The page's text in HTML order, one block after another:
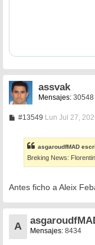
assvak
Mensajes: 30548
#13549M
a
j
e
Lun Jul 27,
asgaroudfMAD
Breking News:
Antes ficho a Aleix
A Mensajes: 8434